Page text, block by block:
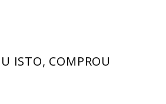
ISTO, COMPROU